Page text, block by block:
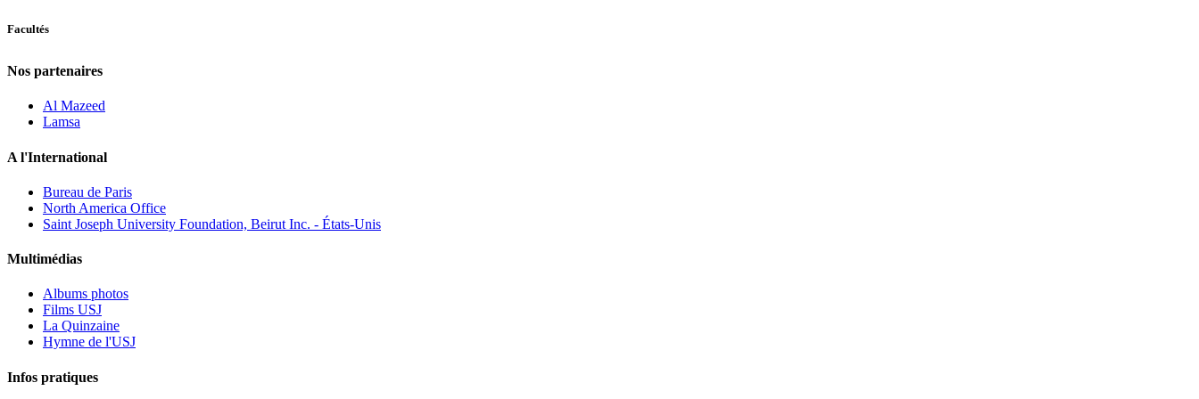
Facultés
Nos partenaires
Al Mazeed
Lamsa
A l'International
Bureau de Paris
North America Office
Saint Joseph University Foundation, Beirut Inc. - États-Unis
Multimédias
Albums photos
Films USJ
La Quinzaine
Hymne de l'USJ
Infos pratiques